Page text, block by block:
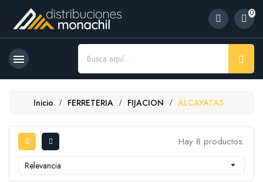
0

Inicio FERRETERIA FIJACION ALCAYATAS
Hay 8 productos.
Relevancia 